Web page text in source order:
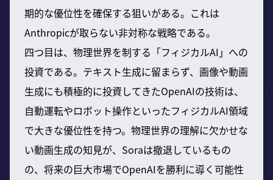
期的な優位性を確保する狙いがある。これは
Anthropicが取らない非対称な戦略である。
四つ目は、物理世界を制する「フィジカルAI」への
投資である。テキスト生成に留まらず、画像や動画
生成にも積極的に投資してきたOpenAIの技術は、
自動運転やロボット操作といったフィジカルAI領域
で大きな優位性を持つ。物理世界の理解に欠かせな
い動画生成の知見が、Soraは撤退しているもの
の、将来の巨大市場でOpenAIを勝利に導く可能性